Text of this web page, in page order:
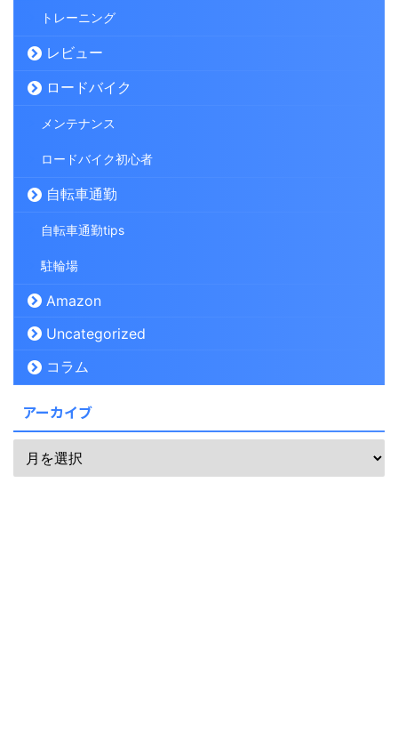
トレーニング
レビュー
ロードバイク
メンテナンス
ロードバイク初心者
自転車通勤
自転車通勤tips
駐輪場
Amazon
Uncategorized
コラム
アーカイブ